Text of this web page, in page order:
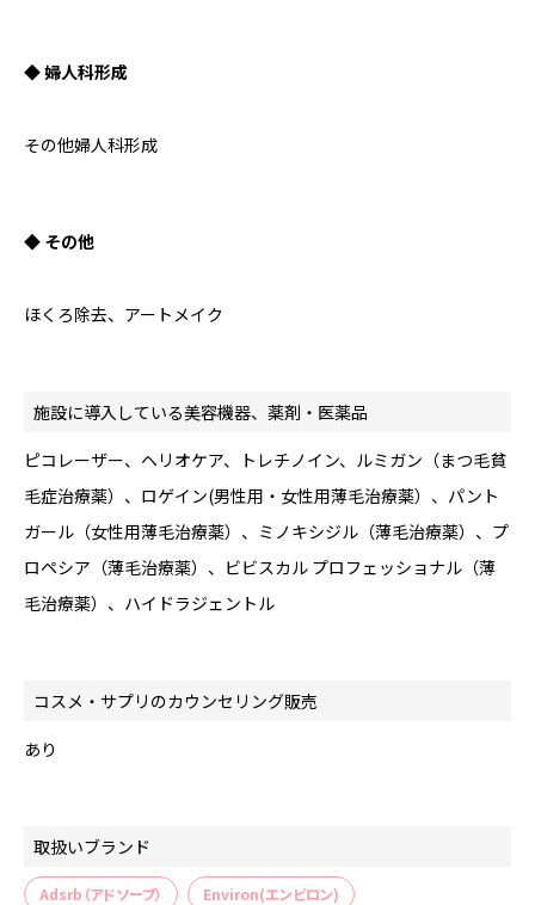
◆ 婦人科形成
その他婦人科形成
◆ その他
ほくろ除去、アートメイク
施設に導入している美容機器、薬剤・医薬品
ピコレーザー、ヘリオケア、トレチノイン、ルミガン（まつ毛貧
毛症治療薬）、ロゲイン(男性用・女性用薄毛治療薬）、パント
ガール（女性用薄毛治療薬）、ミノキシジル（薄毛治療薬）、プ
ロペシア（薄毛治療薬）、ビビスカル プロフェッショナル（薄
毛治療薬）、ハイドラジェントル
コスメ・サプリのカウンセリング販売
あり
取扱いブランド
Adsrb（アドソーブ） Environ(エンビロン)